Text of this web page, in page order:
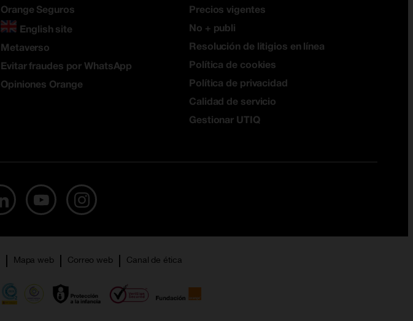
Orange Seguros
English site
Metaverso
Evitar fraudes por WhatsApp
Opiniones Orange
Precios vigentes
No + publi
Resolución de litigios en línea
Política de cookies
Política de privacidad
Calidad de servicio
Gestionar UTIQ
Mapa web Correo web Canal de ética